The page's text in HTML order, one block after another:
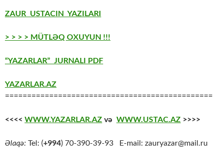
ZAUR USTACIN YAZILARI
> > > > MÜTLƏQ OXUYUN !!!
“YAZARLAR” JURNALI PDF
YAZARLAR.AZ
===============================================
<<<< WWW.YAZARLAR.AZ və WWW.USTAC.AZ >>>>
Əlaqə: Tel: (+994) 70-390-39-93 E-mail: zauryazar@mail.ru